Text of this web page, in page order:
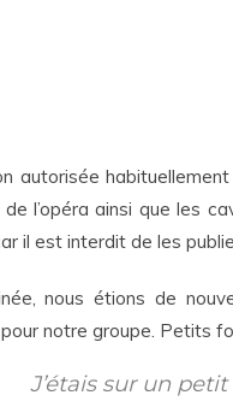
autorisée
l’opéra ainsi que les
il est interdit de les
nous étions de
notre groupe. Petits
J’étais sur un